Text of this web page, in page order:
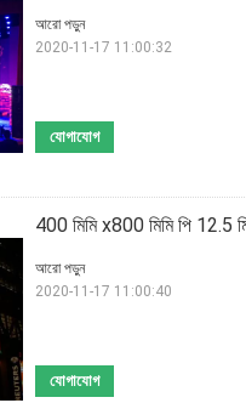
যোগাযোগ
আরো পড়ুন
2020-11-17 11:00:32
400 মিমি x800 মিমি পি 12.5
যোগাযোগ
আরো পড়ুন
2020-11-17 11:00:40